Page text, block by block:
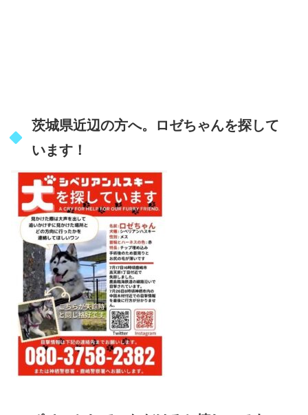
茨城県近辺の方へ。ロゼちゃんを探して
います！